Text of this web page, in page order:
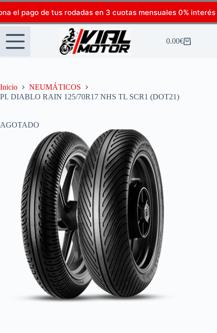
el pago de tus rodadas en 3 cuotas mensuales 0% interés
0.00€
Inicio
NEUMÁTICOS
PI. DIABLO RAIN 125/70R17 NHS TL SCR1 (DOT21)
AGOTADO